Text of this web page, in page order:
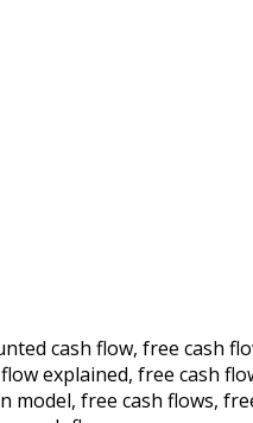
cash flow, free cash
explained, free cash
model, free cash flows,